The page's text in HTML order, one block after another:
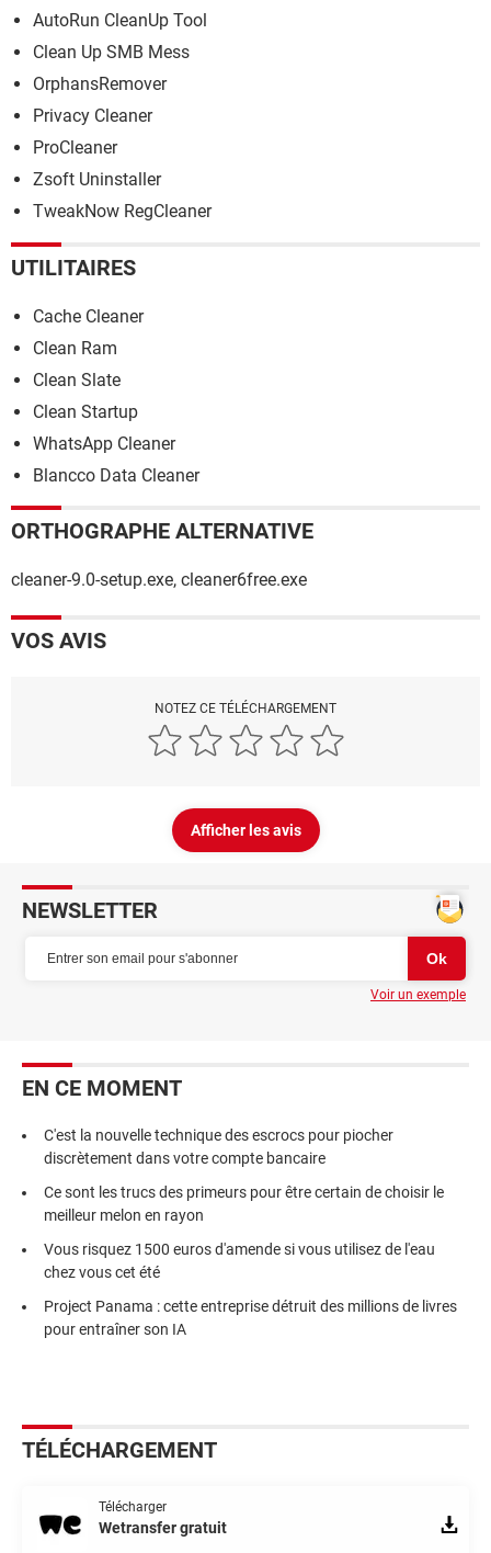
AutoRun CleanUp Tool
Clean Up SMB Mess
OrphansRemover
Privacy Cleaner
ProCleaner
Zsoft Uninstaller
TweakNow RegCleaner
UTILITAIRES
Cache Cleaner
Clean Ram
Clean Slate
Clean Startup
WhatsApp Cleaner
Blancco Data Cleaner
ORTHOGRAPHE ALTERNATIVE
cleaner-9.0-setup.exe, cleaner6free.exe
VOS AVIS
NOTEZ CE TÉLÉCHARGEMENT
Afficher les avis
NEWSLETTER
Voir un exemple
EN CE MOMENT
C'est la nouvelle technique des escrocs pour piocher
discrètement dans votre compte bancaire
Ce sont les trucs des primeurs pour être certain de choisir le
meilleur melon en rayon
Vous risquez 1500 euros d'amende si vous utilisez de l'eau
chez vous cet été
Project Panama : cette entreprise détruit des millions de livres
pour entraîner son IA
TÉLÉCHARGEMENT
Télécharger
Wetransfer gratuit